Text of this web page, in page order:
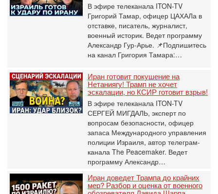
В эфире телеканала ITON-TV
Григорий Тамар, офицер ЦАХАЛа в
отставке, писатель, журналист,
военный историк. Ведет программу
Александр Гур-Арье. 📌Подпишитесь
на канал Григория Тамара:…
Иран готовит покушение на
Нетаниягу! Трамп не хочет
эскалации, но КСИР готовит взрыв!
В эфире телеканала ITON-TV
СЕРГЕЙ МИГДАЛЬ, эксперт по
вопросам безопасности, офицер
запаса Международного управления
полиции Израиля, автор телеграм-
канала The Peacemaker. Ведет
программу Александр…
Иран доведет Трампа до крайних
мер? Разбор и оценка от военного